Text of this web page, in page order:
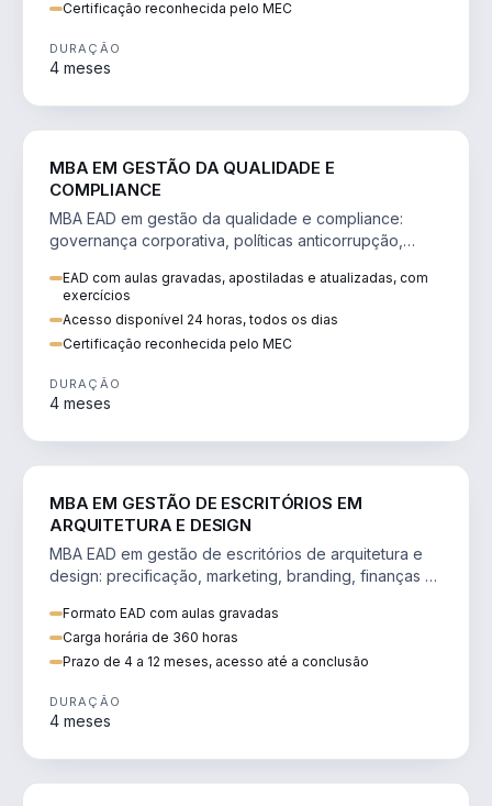
Certificação reconhecida pelo MEC
DURAÇÃO
4 meses
MBA EM GESTÃO DA QUALIDADE E
COMPLIANCE
MBA EAD em gestão da qualidade e compliance:
governança corporativa, políticas anticorrupção,
EAD com aulas gravadas, apostiladas e atualizadas, com
exercícios
Acesso disponível 24 horas, todos os dias
Certificação reconhecida pelo MEC
DURAÇÃO
4 meses
MBA EM GESTÃO DE ESCRITÓRIOS EM
ARQUITETURA E DESIGN
MBA EAD em gestão de escritórios de arquitetura e
design: precificação, marketing, branding, finanças e
Formato EAD com aulas gravadas
Carga horária de 360 horas
Prazo de 4 a 12 meses, acesso até a conclusão
DURAÇÃO
4 meses